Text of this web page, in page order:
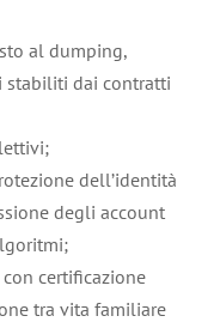
al dumping,
stabiliti dai contratti
dell’identità
degli account
certificazione
tra vita familiare